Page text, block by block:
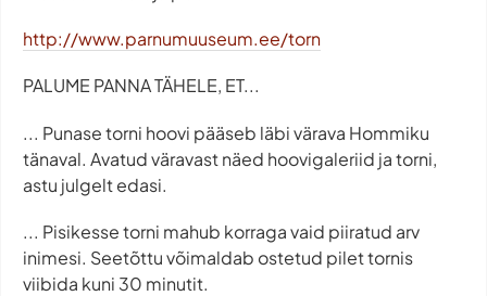
http://www.parnumuuseum.ee/torn
PALUME PANNA TÄHELE, ET...
... Punase torni hoovi pääseb läbi värava Hommiku
tänaval. Avatud väravast näed hoovigaleriid ja torni,
astu julgelt edasi.
... Pisikesse torni mahub korraga vaid piiratud arv
inimesi. Seetõttu võimaldab ostetud pilet tornis
viibida kuni 30 minutit.